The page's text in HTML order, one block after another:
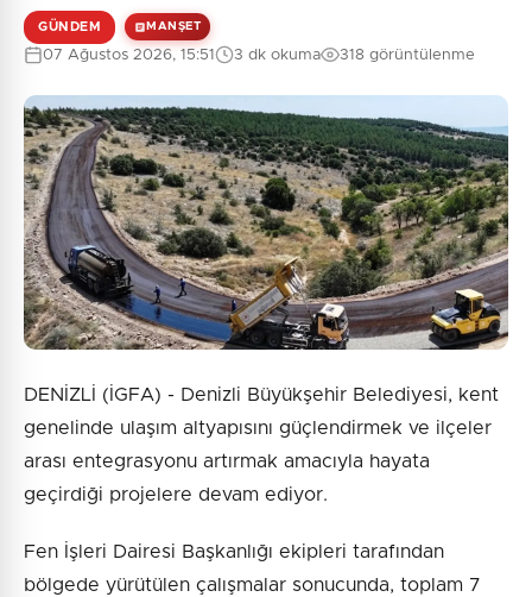
GÜNDEM MANŞET
07 Ağustos 2026, 15:51 3 dk okuma 318 görüntülenme
DENİZLİ (İGFA) - Denizli Büyükşehir Belediyesi, kent
genelinde ulaşım altyapısını güçlendirmek ve ilçeler
arası entegrasyonu artırmak amacıyla hayata
geçirdiği projelere devam ediyor.
Fen İşleri Dairesi Başkanlığı ekipleri tarafından
bölgede yürütülen çalışmalar sonucunda, toplam 7